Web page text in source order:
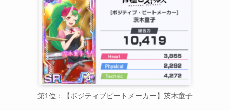
第1位：【ポジティブビートメーカー】茨木童子